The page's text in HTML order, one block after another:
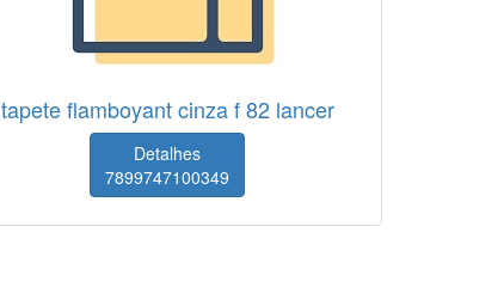
tapete flamboyant cinza f 82 lancer
Detalhes
7899747100349